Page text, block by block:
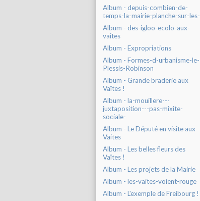
Album - depuis-combien-de-
temps-la-mairie-planche-sur-les-
Album - des-igloo-ecolo-aux-
vaites
Album - Expropriations
Album - Formes-d-urbanisme-le-
Plessis-Robinson
Album - Grande braderie aux
Vaîtes !
Album - la-mouillere---
juxtaposition---pas-mixite-
sociale-
Album - Le Député en visite aux
Vaites
Album - Les belles fleurs des
Vaîtes !
Album - Les projets de la Mairie
Album - les-vaites-voient-rouge
Album - L'exemple de Freibourg !